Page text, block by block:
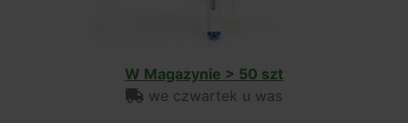
W Magazynie > 50 szt
we czwartek u was